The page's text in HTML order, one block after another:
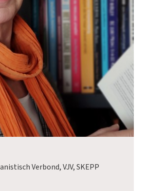
Verbond, VJV, SKEPP